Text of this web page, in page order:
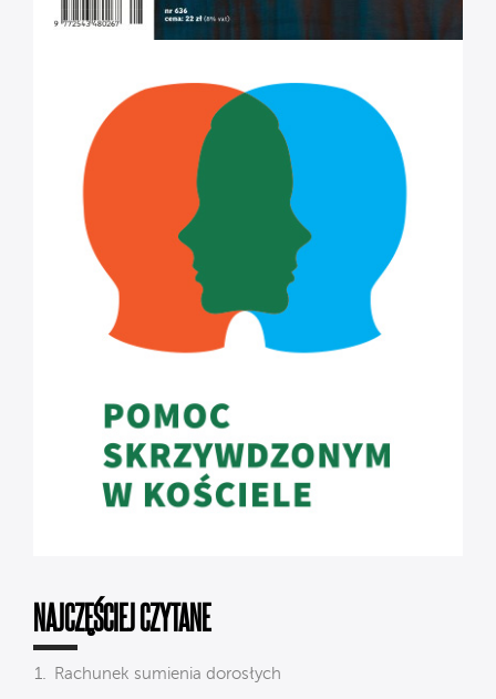
NAJCZĘŚCIEJ CZYTANE
Rachunek sumienia dorosłych